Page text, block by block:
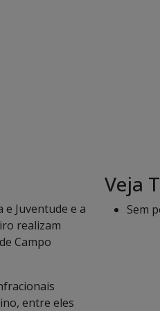
e Juventude e a
realizam
Campo
entre eles
Veja
Sem